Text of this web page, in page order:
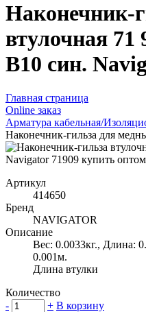
Наконечник-
втулочная 71
B10 син.
Главная страница
Оnline заказ
Арматура кабельная/
Наконечник-гильза для
Артикул
414650
Бренд
NAVIGATOR
Описание
Вес: 0.0033кг., Длина:
0.001м.
Длина втулки
Количество
-
+ В корзину